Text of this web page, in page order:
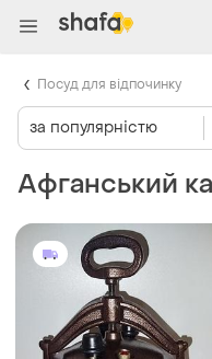
Афганський
за популярністю
Посуд для відпочинку